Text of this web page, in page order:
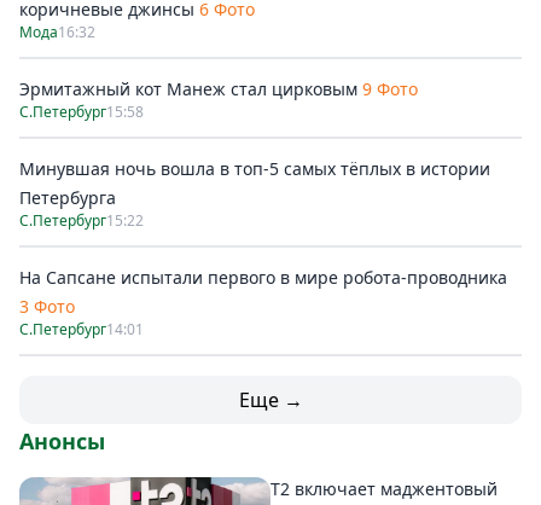
коричневые джинсы 6 Фото
Мода16:32
Эрмитажный кот Манеж стал цирковым 9 Фото
С.Петербург15:58
Минувшая ночь вошла в топ-5 самых тёплых в истории
Петербурга
С.Петербург15:22
На Сапсане испытали первого в мире робота-проводника
3 Фото
С.Петербург14:01
Еще →
Анонсы
Т2 включает маджентовый